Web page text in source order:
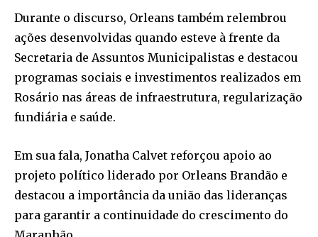
Durante o discurso, Orleans também relembrou
ações desenvolvidas quando esteve à frente da
Secretaria de Assuntos Municipalistas e destacou
programas sociais e investimentos realizados em
Rosário nas áreas de infraestrutura, regularização
fundiária e saúde.
Em sua fala, Jonatha Calvet reforçou apoio ao
projeto político liderado por Orleans Brandão e
destacou a importância da união das lideranças
para garantir a continuidade do crescimento do